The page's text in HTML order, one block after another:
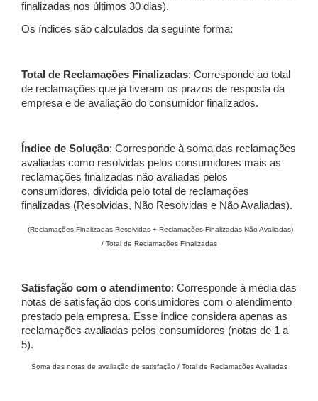
finalizadas nos últimos 30 dias).
Os índices são calculados da seguinte forma:
Total de Reclamações Finalizadas: Corresponde ao total
de reclamações que já tiveram os prazos de resposta da
empresa e de avaliação do consumidor finalizados.
Índice de Solução: Corresponde à soma das reclamações
avaliadas como resolvidas pelos consumidores mais as
reclamações finalizadas não avaliadas pelos
consumidores, dividida pelo total de reclamações
finalizadas (Resolvidas, Não Resolvidas e Não Avaliadas).
(Reclamações Finalizadas Resolvidas + Reclamações Finalizadas Não Avaliadas)
/ Total de Reclamações Finalizadas
Satisfação com o atendimento: Corresponde à média das
notas de satisfação dos consumidores com o atendimento
prestado pela empresa. Esse índice considera apenas as
reclamações avaliadas pelos consumidores (notas de 1 a
5).
Soma das notas de avaliação de satisfação / Total de Reclamações Avaliadas